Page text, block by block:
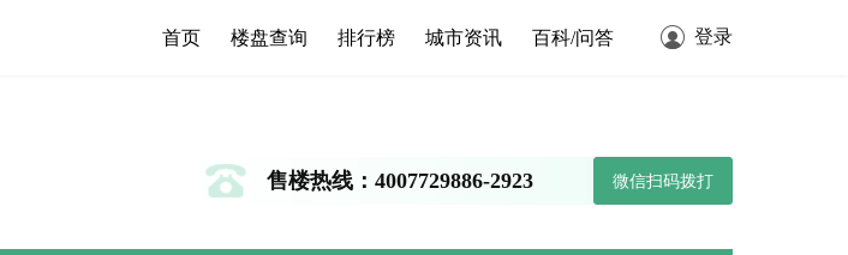
首页 楼盘查询 排行榜 城市资讯 百科/问答 登录
售楼热线：4007729886-2923 微信扫码拨打